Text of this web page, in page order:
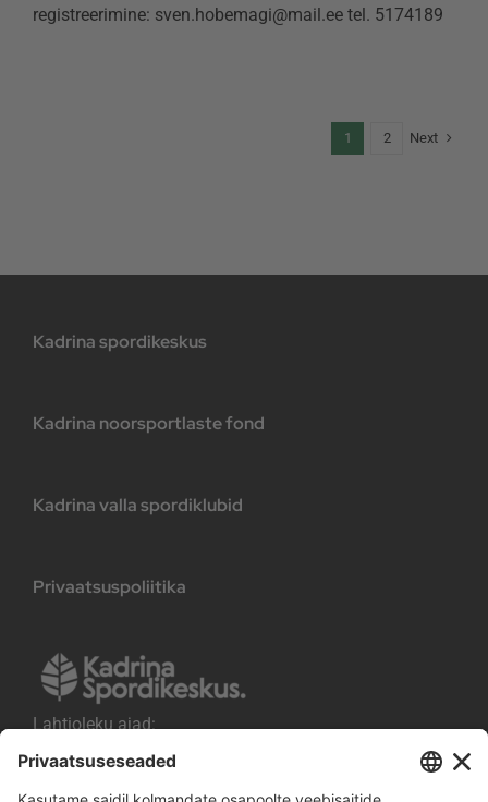
registreerimine: sven.hobemagi@mail.ee tel. 5174189
1 2 Next
Kadrina spordikeskus
Kadrina noorsportlaste fond
Kadrina valla spordiklubid
Privaatsuspoliitika
Lahtioleku ajad:
E-R kell 8.00-21.00